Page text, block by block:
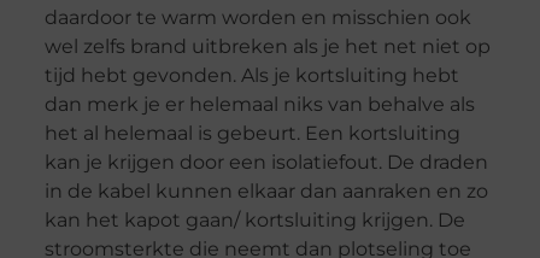
daardoor te warm worden en misschien ook
wel zelfs brand uitbreken als je het net niet op
tijd hebt gevonden. Als je kortsluiting hebt
dan merk je er helemaal niks van behalve als
het al helemaal is gebeurt. Een kortsluiting
kan je krijgen door een isolatiefout. De draden
in de kabel kunnen elkaar dan aanraken en zo
kan het kapot gaan/ kortsluiting krijgen. De
stroomsterkte die neemt dan plotseling toe